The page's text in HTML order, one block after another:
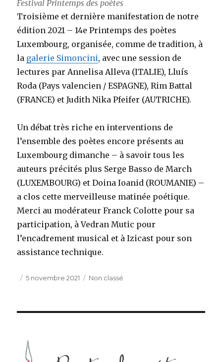
Festival Printemps des poètes
Troisième et dernière manifestation de notre
édition 2021 – 14e Printemps des poètes
Luxembourg, organisée, comme de tradition, à
la galerie Simoncini, avec une session de
lectures par Annelisa Alleva (ITALIE), Lluís
Roda (Pays valencien / ESPAGNE), Rim Battal
(FRANCE) et Judith Nika Pfeifer (AUTRICHE).
Un débat très riche en interventions de
l’ensemble des poètes encore présents au
Luxembourg dimanche – à savoir tous les
auteurs précités plus Serge Basso de March
(LUXEMBOURG) et Doina Ioanid (ROUMANIE) –
a clos cette merveilleuse matinée poétique.
Merci au modérateur Franck Colotte pour sa
participation, à Vedran Mutic pour
l’encadrement musical et à Izicast pour son
assistance technique.
Publié
5 novembre 2021 Catégories
Non classé